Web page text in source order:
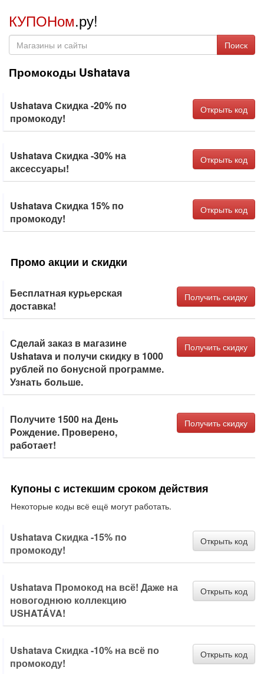
КУПОНом.ру!
Поиск
Промокоды Ushatava
Ushatava Скидка -20% по
промокоду!
Открыть код
Ushatava Скидка -30% на
аксессуары!
Открыть код
Ushatava Скидка 15% по
промокоду!
Открыть код
Промо акции и скидки
Бесплатная курьерская
доставка!
Получить скидку
Сделай заказ в магазине
Ushatava и получи скидку в 1000
рублей по бонусной программе.
Узнать больше.
Получить скидку
Получите 1500 на День
Рождение. Проверено,
работает!
Получить скидку
Купоны с истекшим сроком действия
Некоторые коды всё ещё могут работать.
Ushatava Скидка -15% по
промокоду!
Открыть код
Ushatava Промокод на всё! Даже на
новогоднюю коллекцию
USHATÁVA!
Открыть код
Ushatava Скидка -10% на всё по
промокоду!
Открыть код